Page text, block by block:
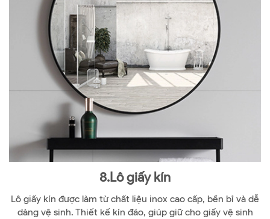
8.Lô giấy kín
Lô giấy kín được làm từ chất liệu inox cao cấp, bền bỉ và dễ
dàng vệ sinh. Thiết kế kín đáo, giúp giữ cho giấy vệ sinh